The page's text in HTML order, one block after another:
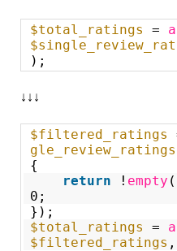
$total_ratings =
);
↓↓↓
$filtered_ratings
gle_review_ratings
{
return
! empty (
0;
});
$total_ratings
=
$filtered_ratings ,